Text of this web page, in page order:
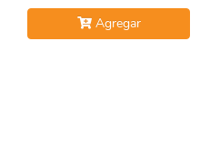
Agregar